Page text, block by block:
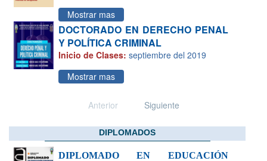
Mostrar mas
DOCTORADO EN DERECHO PENAL
Y POLÍTICA CRIMINAL
Inicio de Clases: septiembre del 2019
Mostrar mas
Anterior Siguiente
DIPLOMADOS
DIPLOMADO EN EDUCACIÓN